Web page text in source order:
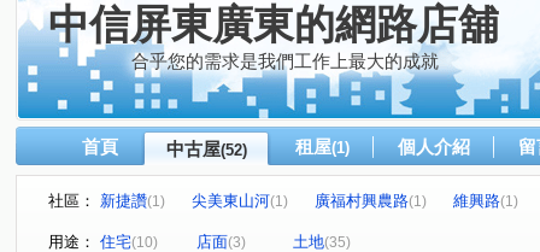
中信屏東廣東的網路店舖
合乎您的需求是我們工作上最大的成就
首頁 中古屋(52) 租屋(1) 個人介紹
社區： 新捷讚(1) 尖美東山河(1) 廣福村興農路(1) 維興路(1)
磚寮 香潭路 忠英路 (1)
用途： 住宅(10) 店面(3) 土地(35)